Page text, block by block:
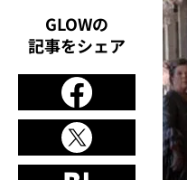
GLOWの
記事をシェア